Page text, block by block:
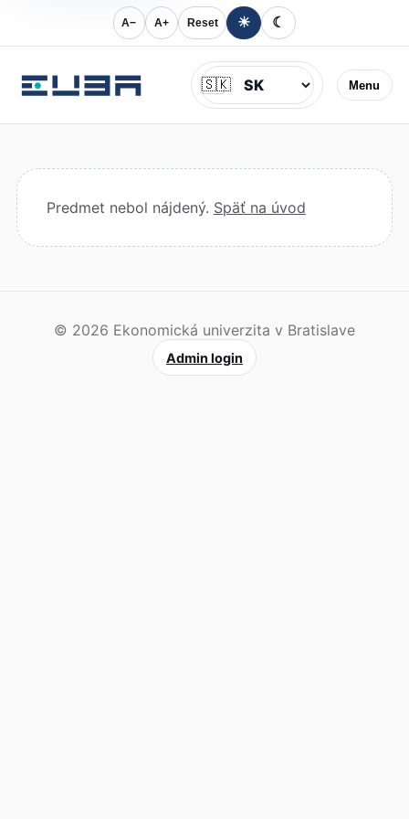
A− A+ Reset ☀ ☾
Menu
Jazyk
🇸🇰
Predmet nebol nájdený. Späť na úvod
© 2026 Ekonomická univerzita v Bratislave
Admin login